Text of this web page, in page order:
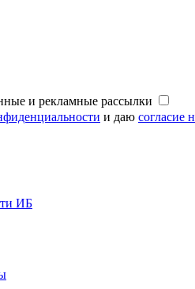
и рекламные рассылки
и даю согласие
ИБ